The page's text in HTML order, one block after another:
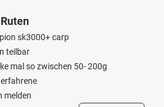
sk3000+ carp
teilbar
mal so zwischen 50- 200g
melden